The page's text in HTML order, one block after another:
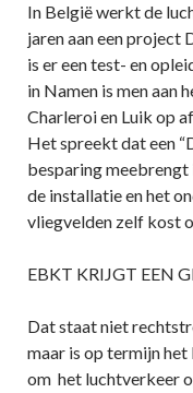
In België werkt de
jaren aan een project
is er een test- en
in Namen is men aan
Charleroi en Luik op
Het spreekt dat een
besparing
de installatie en het
vliegvelden zelf kost
EBKT KRIJGT EEN
Dat staat niet
maar is op termijn
om het luchtverkeer